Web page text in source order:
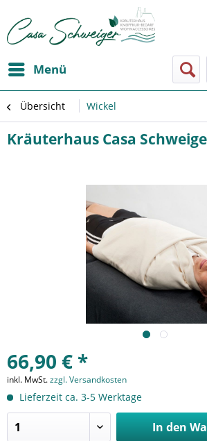
Menü
Übersicht Wickel
Kräuterhaus Casa
66,90 € *
inkl. MwSt.zzgl. Versandkosten
Lieferzeit ca. 3-5 Werktage
In den